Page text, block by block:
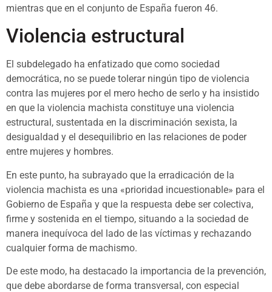
mientras que en el conjunto de España fueron 46.
Violencia estructural
El subdelegado ha enfatizado que como sociedad
democrática, no se puede tolerar ningún tipo de violencia
contra las mujeres por el mero hecho de serlo y ha insistido
en que la violencia machista constituye una violencia
estructural, sustentada en la discriminación sexista, la
desigualdad y el desequilibrio en las relaciones de poder
entre mujeres y hombres.
En este punto, ha subrayado que la erradicación de la
violencia machista es una «prioridad incuestionable» para el
Gobierno de España y que la respuesta debe ser colectiva,
firme y sostenida en el tiempo, situando a la sociedad de
manera inequívoca del lado de las víctimas y rechazando
cualquier forma de machismo.
De este modo, ha destacado la importancia de la prevención,
que debe abordarse de forma transversal, con especial